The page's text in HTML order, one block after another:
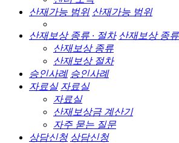
산재가능 범위 산재가능 범위
산재보상 종류 · 절차 산재보상 종
산재보상 종류
산재보상 절차
승인사례 승인사례
자료실 자료실
자료실
산재보상금 계산기
자주 묻는 질문
상담신청 상담신청